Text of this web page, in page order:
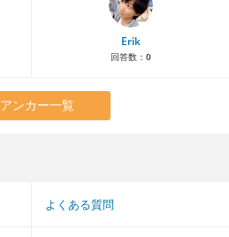
Erik
回答数： 0
アンカー一覧
よくある質問